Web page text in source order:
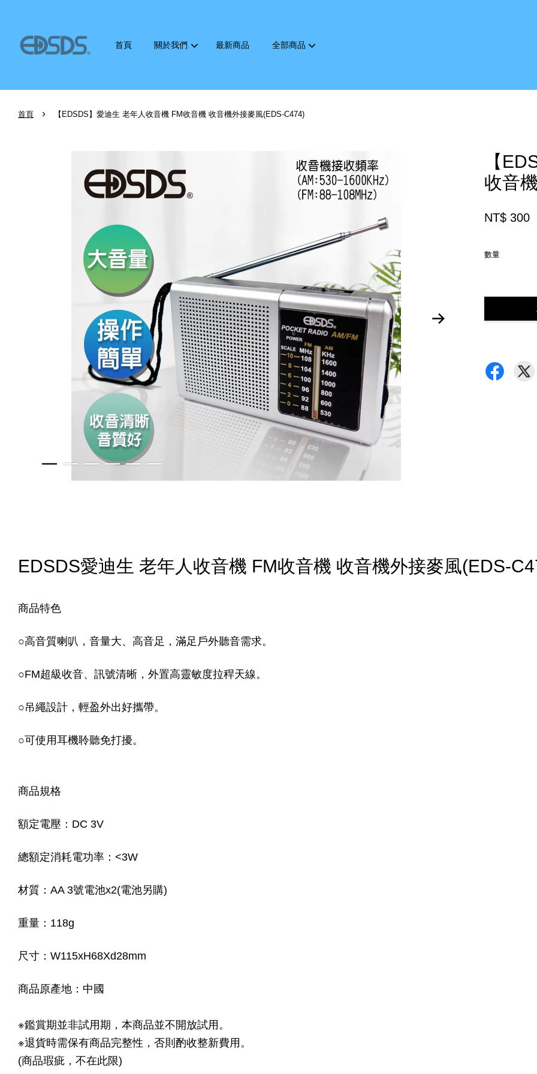
首頁 關於我們 最新商品 全部商品
首頁 › 【EDSDS】愛迪生 老年人收音機 FM收音機 收音機外接麥風(EDS-C474)
【
收音
NT$ 300
數量
EDSDS愛迪生 老年人收音機 FM收音機 收音機外接麥風(EDS-
商品特色
○高音質喇叭，音量大、高音足，滿足戶外聽音需求。
○FM超級收音、訊號清晰，外置高靈敏度拉稈天線。
○吊繩設計，輕盈外出好攜帶。
○可使用耳機聆聽免打擾。
商品規格
額定電壓：DC 3V
總額定消耗電功率：<3W
材質：AA 3號電池x2(電池另購)
重量：118g
尺寸：W115xH68Xd28mm
商品原產地：中國
※鑑賞期並非試用期，本商品並不開放試用。
※退貨時需保有商品完整性，否則酌收整新費用。
(商品瑕疵，不在此限)